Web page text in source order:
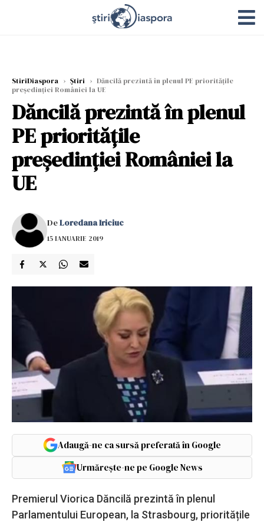
StiriDiaspora › Știri › Dăncilă prezintă în plenul PE prioritățile
președinției României la UE
Dăncilă prezintă în plenul
PE prioritățile
președinției României la
UE
DeLoredana Iriciuc
15 IANUARIE 2019
Adaugă-ne ca sursă preferată în Google
Urmărește-ne pe Google News
Premierul Viorica Dăncilă prezintă în plenul
Parlamentului European, la Strasbourg, prioritățile